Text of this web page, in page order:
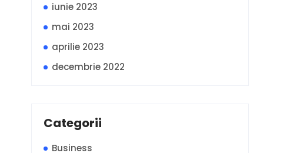
iunie 2023
mai 2023
aprilie 2023
decembrie 2022
Categorii
Business